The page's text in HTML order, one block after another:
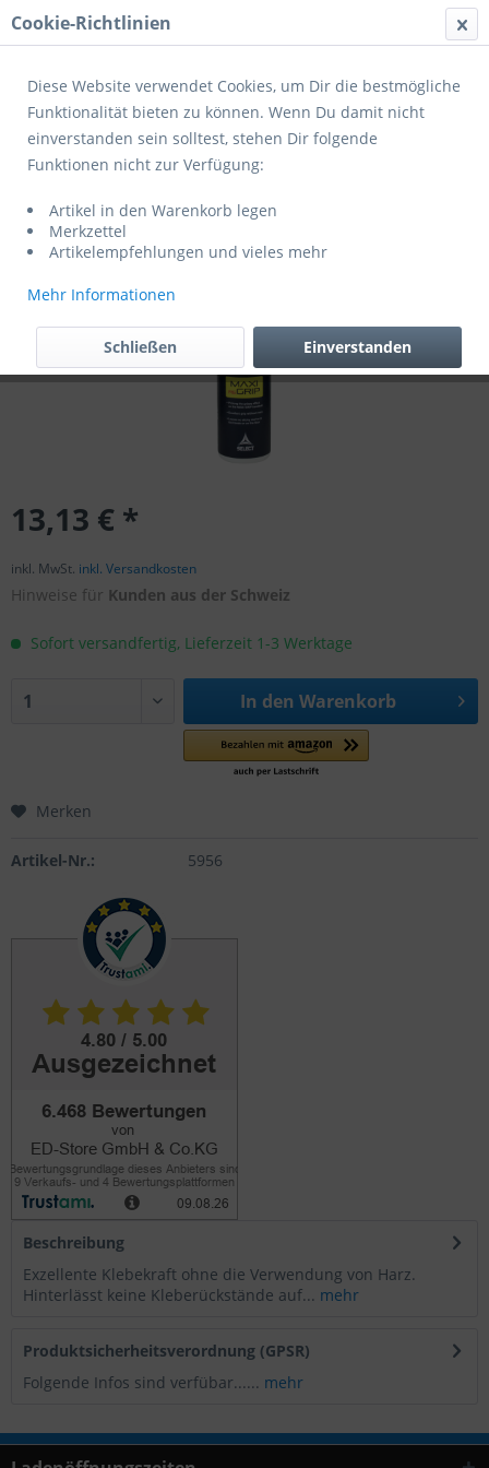
Menü
Übersicht Sonstiges
13,13 € *
inkl. MwSt. inkl. Versandkosten
Hinweise für Kunden aus der Schweiz
Sofort versandfertig, Lieferzeit 1-3 Werktage
In den Warenkorb
Merken
Artikel-Nr.: 5956
Beschreibung
Exzellente Klebekraft ohne die Verwendung von Harz.
Hinterlässt keine Kleberückstände auf... mehr
Produktsicherheitsverordnung (GPSR)
Folgende Infos sind verfübar...... mehr
Cookie-Richtlinien
Diese Website verwendet Cookies, um Dir die bestmögliche
Funktionalität bieten zu können. Wenn Du damit nicht
einverstanden sein solltest, stehen Dir folgende
Funktionen nicht zur Verfügung:
Artikel in den Warenkorb legen
Merkzettel
Artikelempfehlungen und vieles mehr
Mehr Informationen
Einverstanden
Schließen